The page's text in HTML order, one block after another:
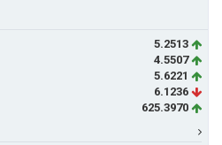
5.2513
4.5507
5.6221
6.1236
625.3970